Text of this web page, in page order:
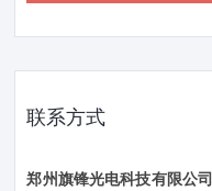
联系方式
郑州旗锋光电科技有限公司